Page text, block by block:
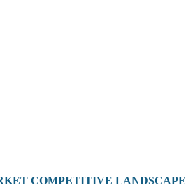
COMPETITIVE LANDSCAPE